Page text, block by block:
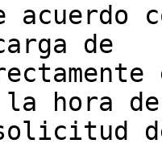
acuerdo
de
la hora